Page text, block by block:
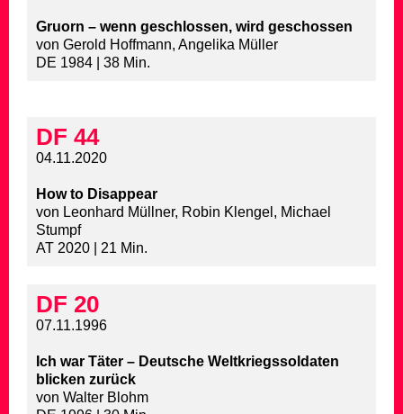
Gruorn – wenn geschlossen, wird geschossen
von Gerold Hoffmann, Angelika Müller
DE 1984 | 38 Min.
DF 44
04.11.2020
How to Disappear
von Leonhard Müllner, Robin Klengel, Michael
Stumpf
AT 2020 | 21 Min.
DF 20
07.11.1996
Ich war Täter – Deutsche Weltkriegssoldaten
blicken zurück
von Walter Blohm